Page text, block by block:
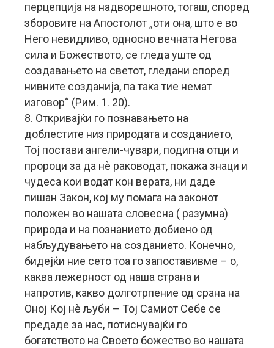
перцепција на надворешното, тогаш, според
зборовите на Апостолот „оти она, што е во
Него невидливо, односно вечната Негова
сила и Божеството, се гледа уште од
создавањето на светот, гледани според
нивните созданија, па така тие немат
изговор“ (Рим. 1. 20).
8. Откривајќи го познавањето на
доблестите низ природата и созданието,
Тој постави ангели-чувари, подигна отци и
пророци за да нè раководат, покажа знаци и
чудеса кои водат кон верата, ни даде
пишан Закон, кој му помага на законот
положен во нашата словесна ( разумна)
природа и на познанието добиено од
набљудувањето на созданието. Конечно,
бидејќи ние сето тоа го запоставивме – о,
каква лежерност од наша страна и
напротив, какво долготрпение од срана на
Оној Кој нè љуби – Тој Самиот Себе се
предаде за нас, потиснувајќи го
богатството на Своето божество во нашата